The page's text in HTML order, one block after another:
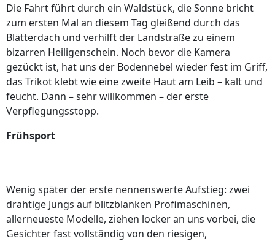
Die Fahrt führt durch ein Waldstück, die Sonne bricht
zum ersten Mal an diesem Tag gleißend durch das
Blätterdach und verhilft der Landstraße zu einem
bizarren Heiligenschein. Noch bevor die Kamera
gezückt ist, hat uns der Bodennebel wieder fest im Griff,
das Trikot klebt wie eine zweite Haut am Leib – kalt und
feucht. Dann – sehr willkommen – der erste
Verpflegungsstopp.
Frühsport
Wenig später der erste nennenswerte Aufstieg: zwei
drahtige Jungs auf blitzblanken Profimaschinen,
allerneueste Modelle, ziehen locker an uns vorbei, die
Gesichter fast vollständig von den riesigen,